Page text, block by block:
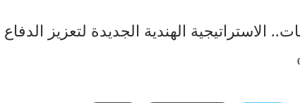
الاستراتيجية الهندية الجديدة لتعزيز